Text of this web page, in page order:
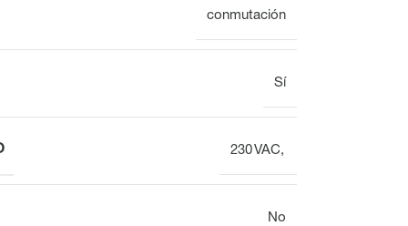
calefacción VOOPx
conmutación
Sí
230 VAC,
No